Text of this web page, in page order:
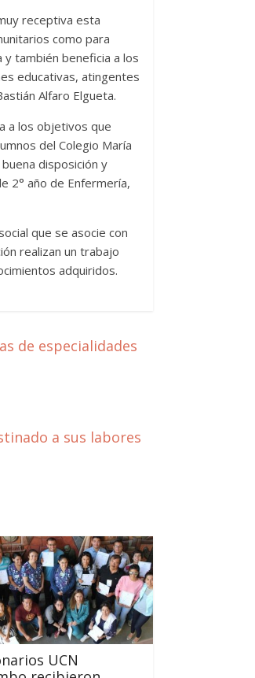
receptiva esta
como para
también beneficia a los
educativas, atingentes
Alfaro Elgueta.
a los objetivos que
del Colegio María
disposición y
2° año de Enfermería,
que se asocie con
realizan un trabajo
adquiridos.
de especialidades
a sus labores
UCN